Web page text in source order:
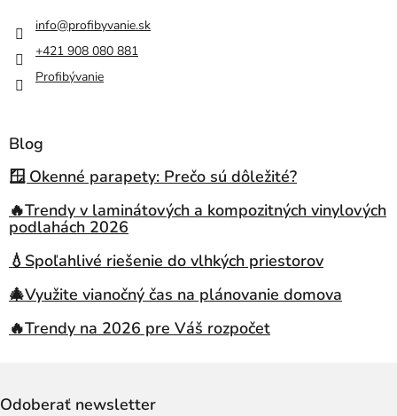
info@profibyvanie.sk
+421 908 080 881
Profibývanie
Blog
🪟 Okenné parapety: Prečo sú dôležité?
🔥Trendy v laminátových a kompozitných vinylových
podlahách 2026
💧Spoľahlivé riešenie do vlhkých priestorov
🎄Využite vianočný čas na plánovanie domova
🔥Trendy na 2026 pre Váš rozpočet
Odoberať newsletter